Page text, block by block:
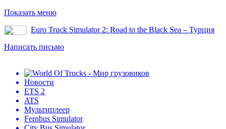
Показать меню
Euro Truck Simulator 2: Road to the Black Sea – Турция
Написать письмо
Новости
ETS 2
ATS
Мультиплеер
Fernbus Simulator